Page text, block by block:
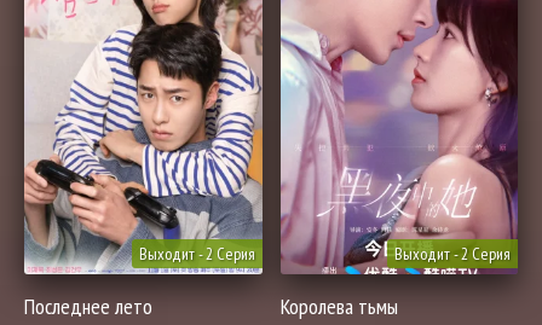
Выходит - 2 Серия
Последнее лето
Выходит - 2 Серия
Королева тьмы